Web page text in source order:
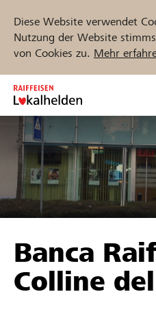
Diese Website verwendet
Nutzung der Website
von Cookies zu. Mehr
Zum
Inhalt
springen
Unterstützen
Hilfe & Support
Projekte und Organisationen
Jetzt
Banca
Colline